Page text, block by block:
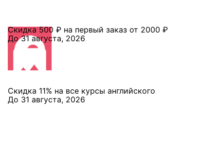
Скидка 500 ₽ на первый заказ от 2000 ₽
До 31 августа, 2026
Скидка 11% на все курсы английского
До 31 августа, 2026